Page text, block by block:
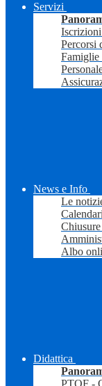
Servizi
Percorsi
Famiglie
News e Info
Le
Albo
Didattica